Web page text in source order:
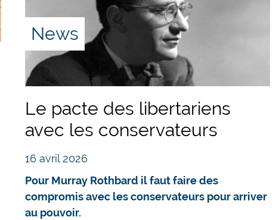
News
Le pacte des libertariens
avec les conservateurs
16 avril 2026
Pour Murray Rothbard il faut faire des
compromis avec les conservateurs pour arriver
au pouvoir.